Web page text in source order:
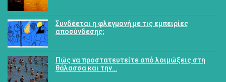
Συνδέεται η φλεγμονή με τις εμπειρίες
αποσύνδεσης;
Πώς να προστατευτείτε από λοιμώξεις στη
θάλασσα και την…